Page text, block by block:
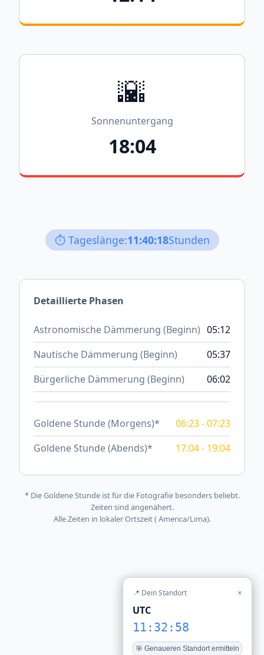
🌇
Sonnenuntergang
18:04
⏱️ Tageslänge:11:40:18Stunden
Detaillierte Phasen
Astronomische Dämmerung (Beginn) 05:12
Nautische Dämmerung (Beginn)
05:37
Bürgerliche Dämmerung (Beginn)
06:02
Goldene Stunde (Morgens)*
06:23 - 07:23
Goldene Stunde (Abends)*
17:04 - 19:04
* Die Goldene Stunde ist für die Fotografie besonders beliebt.
Zeiten sind angenähert.
Alle Zeiten in lokaler Ortszeit ( America/Lima).
📍 Dein Standort ×
UTC
11:32:58
🎯 Genaueren Standort ermitteln